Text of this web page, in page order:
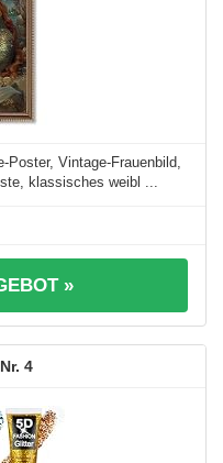
Poster, Vintage-Frauenbild,
klassisches weibl ...
»
4